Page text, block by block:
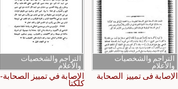
التراجم والشخصيات
والأعلام
الإصابة في تمييز الصحابة
التراجم والشخصيات
والأعلام
الإصابة في تمييز الصحابة-
كلكتا